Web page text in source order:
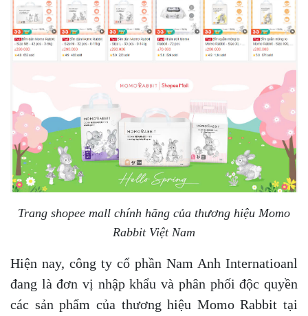
Trang shopee mall chính hãng của thương hiệu Momo
Rabbit Việt Nam
Hiện nay, công ty cổ phần Nam Anh Internatioanl
đang là đơn vị nhập khẩu và phân phối độc quyền
các sản phẩm của thương hiệu Momo Rabbit tại